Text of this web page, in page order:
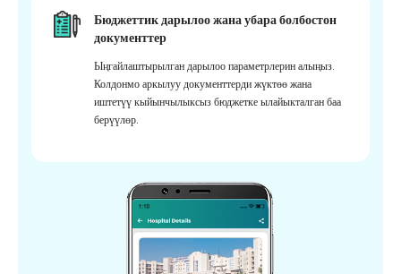
Бюджеттик дарылоо жана убара болбостон
документтер
Ыңгайлаштырылган дарылоо параметрлерин алыңыз.
Колдонмо аркылуу документтерди жүктөө жана
иштетүү кыйынчылыксыз бюджетке ылайыкталган баа
берүүлөр.